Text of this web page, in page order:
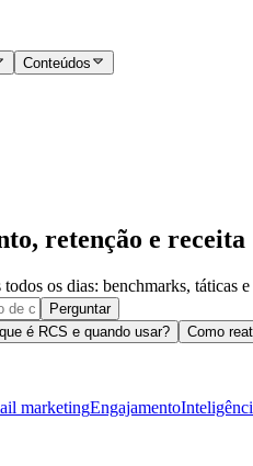
Conteúdos
retenção e receita
os dias: benchmarks, táticas
Perguntar
é RCS e quando usar? Como
marketingEngajamento